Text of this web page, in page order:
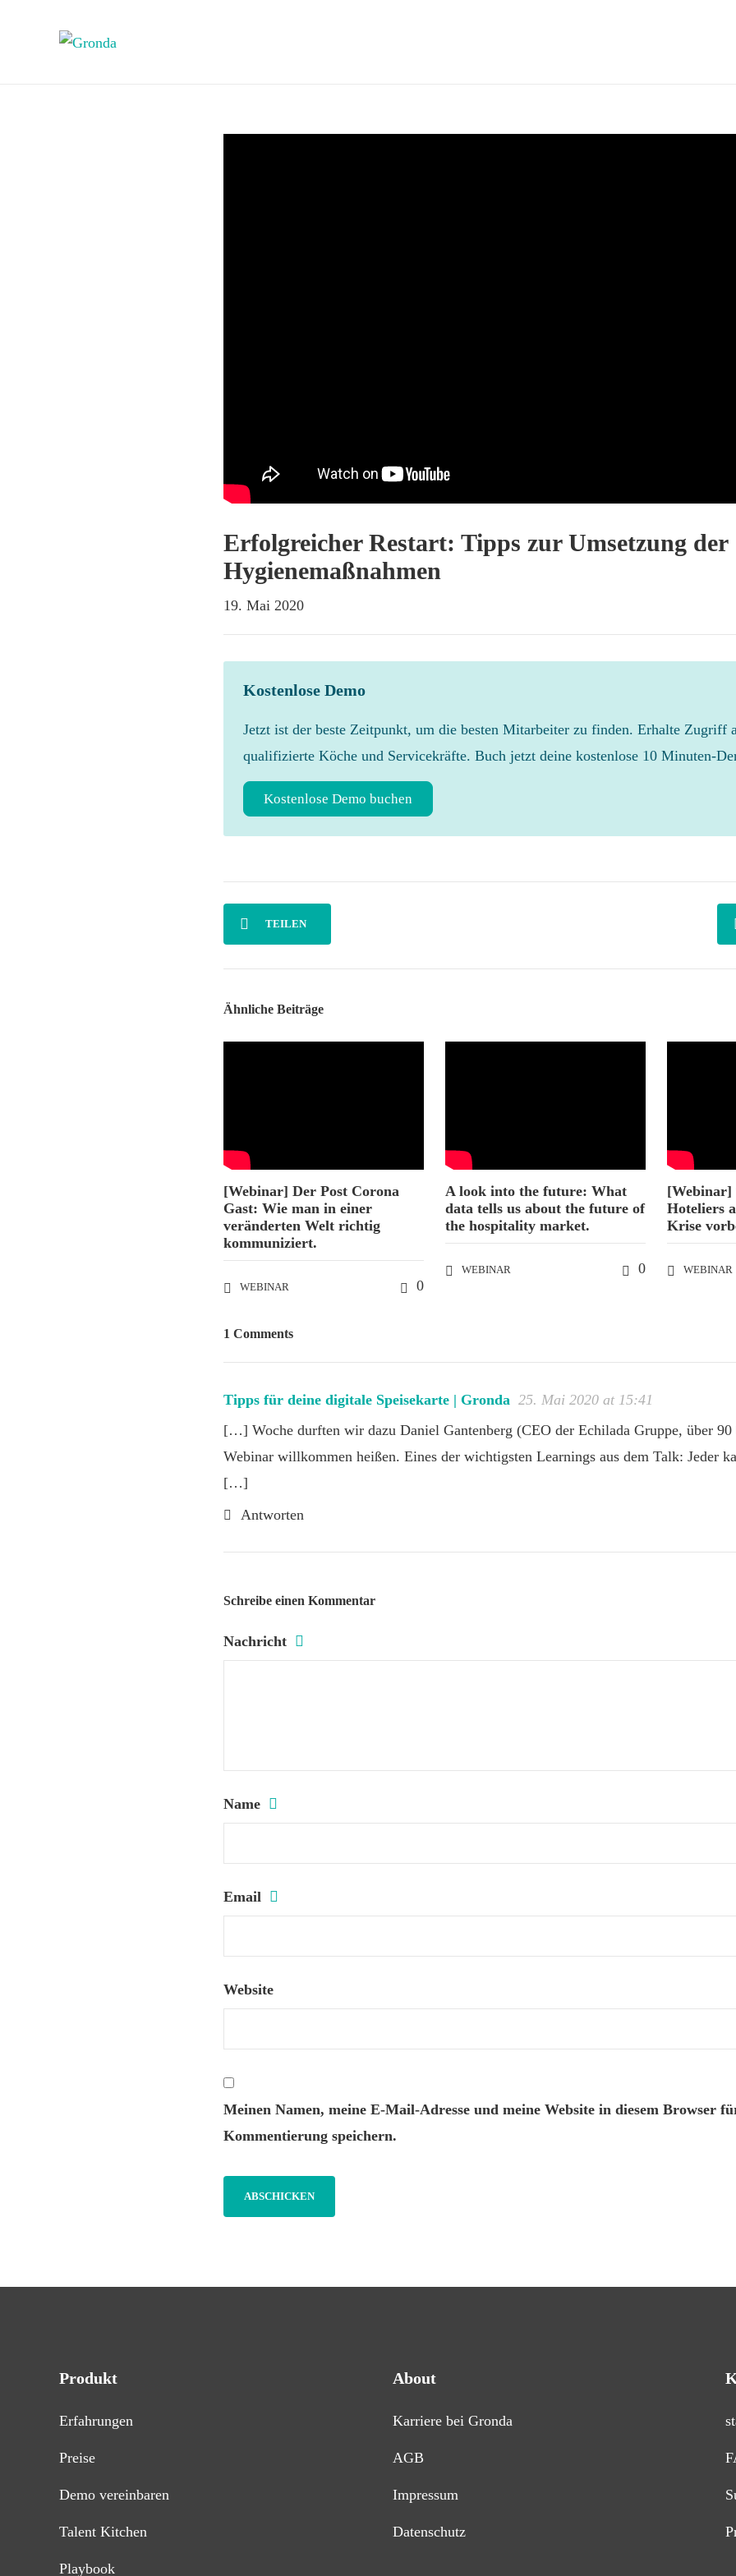
Erfolgreicher Restart: Tipps zur Umsetzung der
Hygienemaßnahmen
19. Mai 2020
Kostenlose Demo
Jetzt ist der beste Zeitpunkt, um die besten Mitarbeiter zu finden. Erhalte Zugriff
qualifizierte Köche und Servicekräfte. Buch jetzt deine kostenlose 10 Minuten-
Kostenlose Demo buchen
TEILEN
Ähnliche Beiträge
[Webinar] Der Post Corona
Gast: Wie man in einer
veränderten Welt richtig
kommuniziert.
WEBINAR 0
A look into the future: What
data tells us about the future of
the hospitality market.
WEBINAR 0
[Webinar]
Hoteliers
Krise
WEBINAR
1 Comments
Tipps für deine digitale Speisekarte | Gronda 25. Mai 2020 at 15:41
[…] Woche durften wir dazu Daniel Gantenberg (CEO der Echilada Gruppe, über 90
Webinar willkommen heißen. Eines der wichtigsten Learnings aus dem Talk: Jeder
[…]
Antworten
Schreibe einen Kommentar
Nachricht
Name
Email
Website
Meinen Namen, meine E-Mail-Adresse und meine Website in diesem Browser
Kommentierung speichern.
Produkt
Erfahrungen
Preise
Demo vereinbaren
Talent Kitchen
Playbook
About
Karriere bei Gronda
AGB
Impressum
Datenschutz